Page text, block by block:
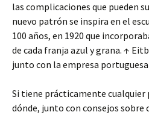
las complicaciones que pueden
nuevo patrón se inspira en el
100 años, en 1920 que
de cada franja azul y grana. ↑
junto con la empresa portuguesa
Si tiene prácticamente
dónde, junto con consejos sobre